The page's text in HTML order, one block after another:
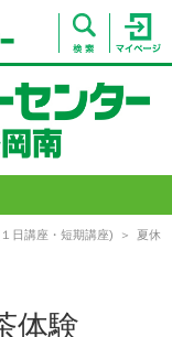
日講座・短期講座)
夏休
体験